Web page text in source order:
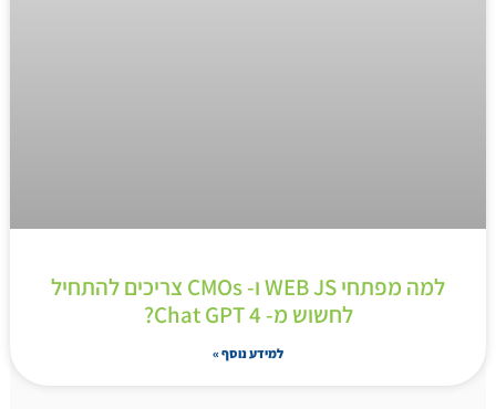
למה מפתחי WEB JS ו- CMOs צריכים להתחיל
לחשוש מ- Chat GPT 4?
למידע נוסף »